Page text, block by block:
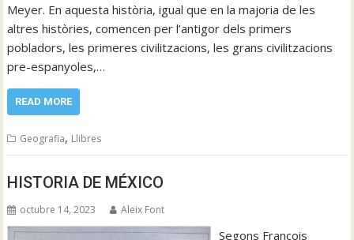
Meyer. En aquesta història, igual que en la majoria de les
altres històries, comencen per l’antigor dels primers
pobladors, les primeres civilitzacions, les grans civilitzacions
pre-espanyoles,…
READ MORE
Geografia, Llibres
HISTORIA DE MÉXICO
octubre 14, 2023 Aleix Font
Segons François